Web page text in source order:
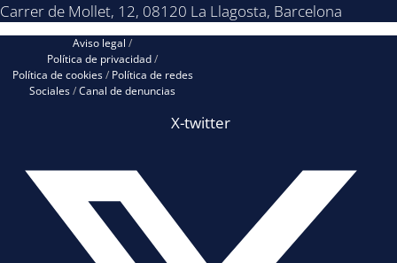
Carrer de Mollet, 12, 08120 La Llagosta, Barcelona
Aviso legal /
Política de privacidad/
Política de cookies/Política de redes
Sociales/Canal de denuncias
X-twitter